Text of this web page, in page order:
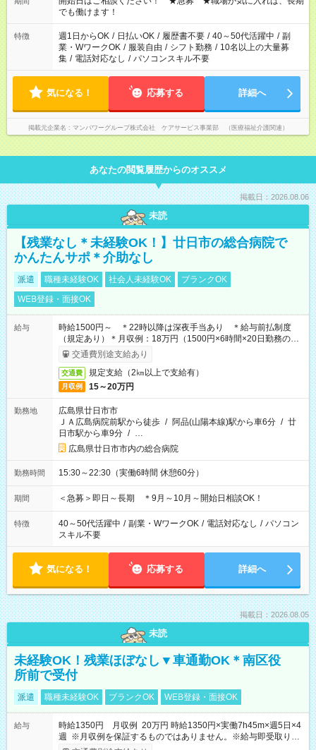
となります ※労働者派遣法（日雇い派遣の原則禁止）により、
短時間・短期間の就業はご案内が難しい場合があります
でも働けます！
特徴 週1日からOK / 日払いOK / 履歴書不要 / 40～50代活躍中 / 副
業・WワークOK / 服装自由 / シフト勤務 / 10名以上の大量募
集 / 電話対応なし / パソコンスキル不要
気になる！ 応募する 詳細へ
掲載元企業名 マンパワーグループ株式会社 ケアサービス事業部 （医療福祉介護関連）
あなたの閲覧履歴からのオススメ
掲載日：2026.08.06
未読
【残業なし＊未経験OK！】廿日市の総合病院で
かんたんサポ＊介助なし
派遣 職種未経験OK 社会人未経験OK
ブランクOK
WEB登録・面接OK
給与
時給1500円～ ＊22時以降は深夜手当あり ＊給与前払制度
（規定あり）＊月収例：18万円（1500円×6時間×20日勤務の場
合）交通費別途支給あり
交通費 規定支給（2㎞以上で支給有）
月収例 15～20万円
勤務地
広島県廿日市市
ＪＡ広島病院前駅から徒歩 / 阿品(山陽本線)駅から車6分 / 廿
日市駅から車9分 / …
広島県廿日市市内の総合病院
勤務時間 15:30～22:30（実働6時間 休憩60分）
期間 ＜急募＞即日～長期 ＊9月～10月～開始日相談OK！
特徴 40～50代活躍中 / 副業・WワークOK / 電話対応なし / パソコン
スキル不要
気になる！ 応募する 詳細へ
掲載日：2026.08.05
未読
未経験OK！残業ほぼなし▼車通勤OK＊南区役
所前で受付
派遣 職種未経験OK ブランクOK WEB登録・面接OK
給与
時給1350円 月収例 20万円 時給1350円×実働7h45m×週5日×4
週 ※月収例を保証するものではありません。※給与即受取りサ
ービス利用可（利用条件有）